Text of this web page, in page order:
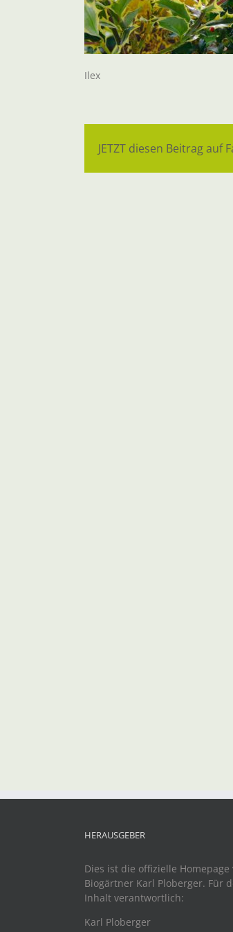
Ilex
JETZT diesen Beitrag
HERAUSGEBER
Dies ist die offizielle Homepage
Biogärtner Karl Ploberger. Für
Inhalt verantwortlich:
Karl Ploberger